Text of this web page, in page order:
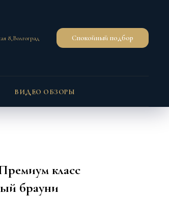
8,Волгоград Спокойный подбор
ВИДЕО ОБЗОРЫ
класс
брауни